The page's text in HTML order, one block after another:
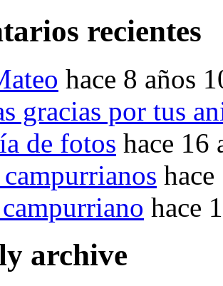
recientes
hace 8 años
gracias por tus
de fotos hace 16
hace
archive